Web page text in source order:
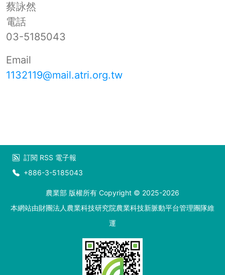
蔡詠然
電話
03-5185043
Email
1132119@mail.atri.org.tw
訂閱 RSS 電子報
+886-3-5185043
農業部 版權所有 Copyright © 2025-2026
本網站由財團法人農業科技研究院農業科技新脈動平台管理團隊維
運